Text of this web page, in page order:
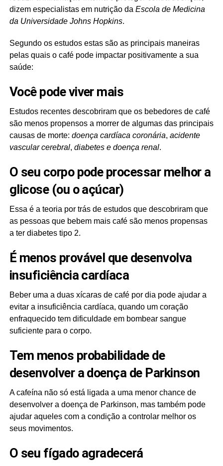
dizem especialistas em nutrição da Escola de Medicina
da Universidade Johns Hopkins.
Segundo os estudos estas são as principais maneiras
pelas quais o café pode impactar positivamente a sua
saúde:
Você pode viver mais
Estudos recentes descobriram que os bebedores de café
são menos propensos a morrer de algumas das principais
causas de morte: doença cardíaca coronária, acidente
vascular cerebral, diabetes e doença renal.
O seu corpo pode processar melhor a
glicose (ou o açúcar)
Essa é a teoria por trás de estudos que descobriram que
as pessoas que bebem mais café são menos propensas
a ter diabetes tipo 2.
É menos provável que desenvolva
insuficiência cardíaca
Beber uma a duas xícaras de café por dia pode ajudar a
evitar a insuficiência cardíaca, quando um coração
enfraquecido tem dificuldade em bombear sangue
suficiente para o corpo.
Tem menos probabilidade de
desenvolver a doença de Parkinson
A cafeína não só está ligada a uma menor chance de
desenvolver a doença de Parkinson, mas também pode
ajudar aqueles com a condição a controlar melhor os
seus movimentos.
O seu fígado agradecerá